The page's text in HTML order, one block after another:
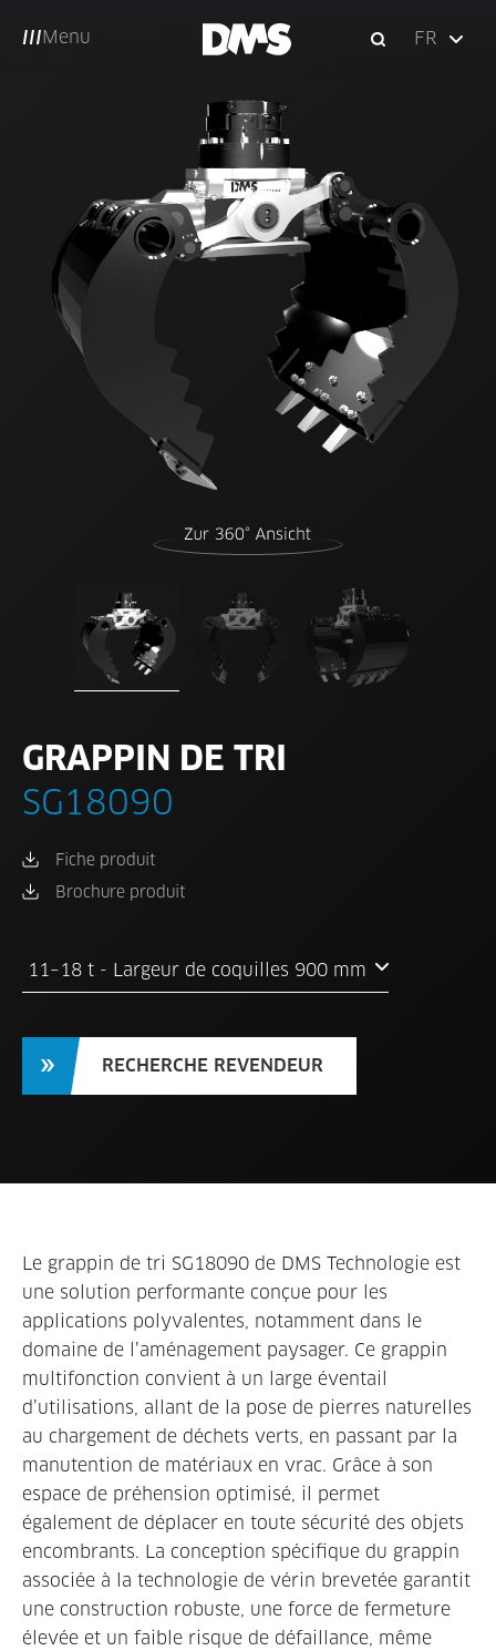
Menu FR
GRAPPIN DE TRI
SG18090
Fiche produit
Brochure produit
11–18 t - Largeur de coquilles 900 mm
RECHERCHE REVENDEUR
Le grappin de tri SG18090 de DMS Technologie est
une solution performante conçue pour les
applications polyvalentes, notamment dans le
domaine de l’aménagement paysager. Ce grappin
multifonction convient à un large éventail
d’utilisations, allant de la pose de pierres naturelles
au chargement de déchets verts, en passant par la
manutention de matériaux en vrac. Grâce à son
espace de préhension optimisé, il permet
également de déplacer en toute sécurité des objets
encombrants. La conception spécifique du grappin
associée à la technologie de vérin brevetée garantit
une construction robuste, une force de fermeture
élevée et un faible risque de défaillance, même